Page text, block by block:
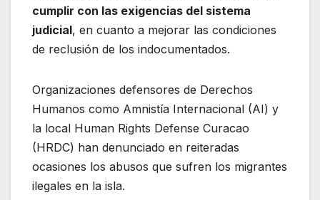
cumplir con las exigencias del sistema
judicial, en cuanto a mejorar las condiciones
de reclusión de los indocumentados.
Organizaciones defensores de Derechos
Humanos como Amnistía Internacional (AI) y
la local Human Rights Defense Curacao
(HRDC) han denunciado en reiteradas
ocasiones los abusos que sufren los migrantes
ilegales en la isla.